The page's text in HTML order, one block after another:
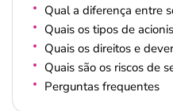
Qual a diferença entre
Quais os tipos de
Quais os direitos e
Quais são os riscos de
Perguntas frequentes